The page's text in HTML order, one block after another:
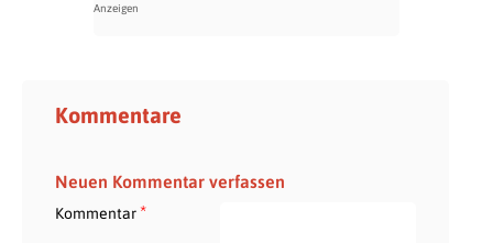
Kommentare
Neuen Kommentar verfassen
Kommentar*